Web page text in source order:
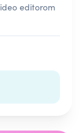
editorom